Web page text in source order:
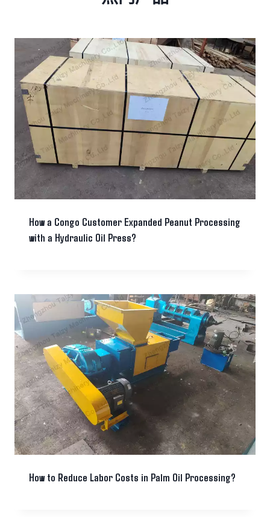
How a Congo Customer Expanded Peanut Processing
with a Hydraulic Oil Press?
How to Reduce Labor Costs in Palm Oil Processing?